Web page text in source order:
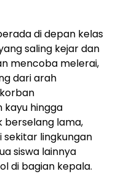
di depan kelas
saling kejar dan
mencoba melerai,
dari arah
hingga
berselang lama,
lingkungan
siswa lainnya
di bagian kepala.